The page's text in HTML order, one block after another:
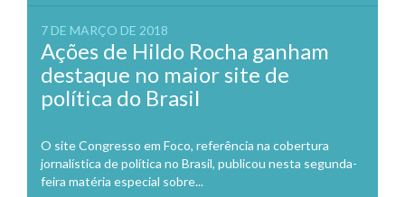
7 DE MARÇO DE 2018
Ações de Hildo Rocha ganham
destaque no maior site de
política do Brasil
O site Congresso em Foco, referência na cobertura
jornalística de política no Brasil, publicou nesta segunda-
feira matéria especial sobre...